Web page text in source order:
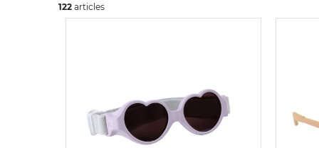
122 articles